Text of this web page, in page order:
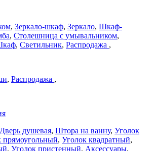
, Зеркало-шкаф, Зеркало, Шкаф-
, Столешница с умывальником,
, Светильник, Распродажа ,
, Распродажа ,
Дверь душевая, Штора на ванну, Уголок
прямоугольный, Уголок квадратный,
, Уголок пристенный, Аксессуары,